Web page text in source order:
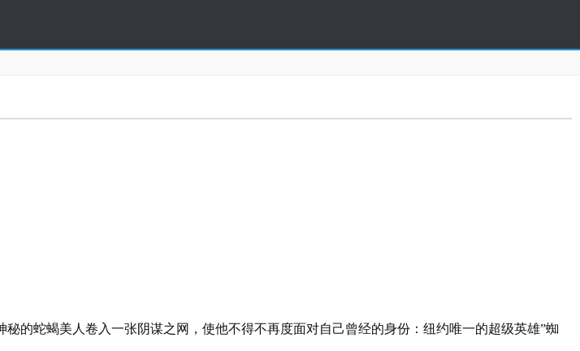
蝎美人卷入一张阴谋之网，使他不得不再度面对自己曾经的身份：纽约唯一的超级英雄”蜘